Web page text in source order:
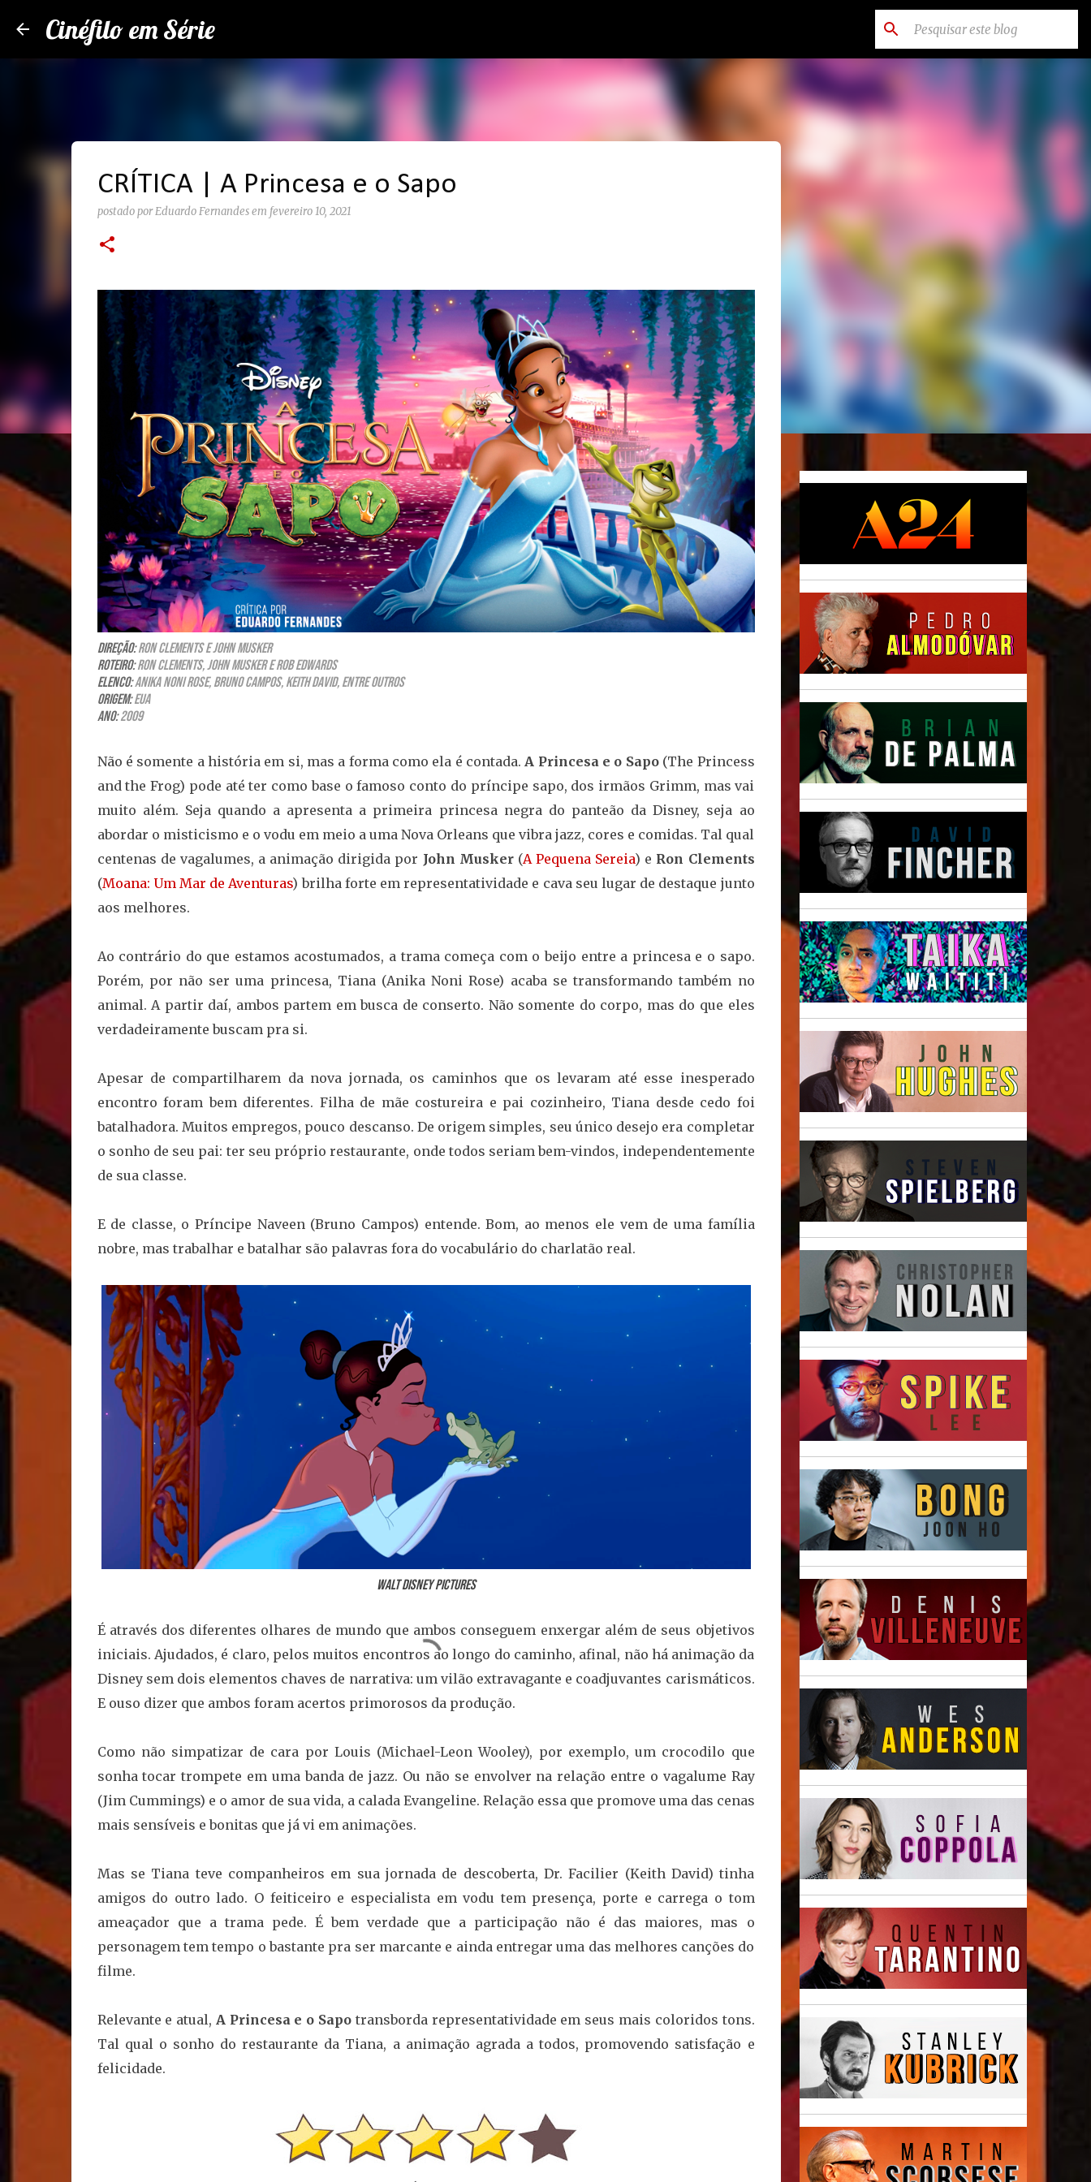
Cinéfilo em Série
CRÍTICA | A Princesa e o Sapo
postado porEduardo Fernandes em fevereiro 10, 2021
Direção:Ron Clements e John Musker
Roteiro:Ron Clements, John Musker e Rob Edwards
Elenco:Anika Noni Rose, Bruno Campos, Keith David, entre outros
Origem:EUA
Ano:2009
Não é somente a história em si, mas a forma como ela é contada.A Princesa e o Sapo(The Princess
and the Frog) pode até ter como base o famoso conto do príncipe sapo, dos irmãos Grimm, mas vai
muito além. Seja quando a apresenta a primeira princesa negra do panteão da Disney, seja ao
abordar o misticismo e o vodu em meio a uma Nova Orleans que vibra jazz, cores e comidas. Tal qual
centenas de vagalumes, a animação dirigida por John Musker(A Pequena Sereia) e Ron Clements
(Moana: Um Mar de Aventuras) brilha forte em representatividade e cava seu lugar de destaque junto
aos melhores.
Ao contrário do que estamos acostumados, a trama começa com o beijo entre a princesa e o sapo.
Porém, por não ser uma princesa, Tiana (Anika Noni Rose) acaba se transformando também no
animal. A partir daí, ambos partem em busca de conserto. Não somente do corpo, mas do que eles
verdadeiramente buscam pra si.
Apesar de compartilharem da nova jornada, os caminhos que os levaram até esse inesperado
encontro foram bem diferentes. Filha de mãe costureira e pai cozinheiro, Tiana desde cedo foi
batalhadora. Muitos empregos, pouco descanso. De origem simples, seu único desejo era completar
o sonho de seu pai: ter seu próprio restaurante, onde todos seriam bem-vindos, independentemente
de sua classe.
E de classe, o Príncipe Naveen (Bruno Campos) entende. Bom, ao menos ele vem de uma família
nobre, mas trabalhar e batalhar são palavras fora do vocabulário do charlatão real.
Walt Disney Pictures
É através dos diferentes olhares de mundo que ambos conseguem enxergar além de seus objetivos
iniciais. Ajudados, é claro, pelos muitos encontros ao longo do caminho, afinal, não há animação da
Disney sem dois elementos chaves de narrativa: um vilão extravagante e coadjuvantes carismáticos.
E ouso dizer que ambos foram acertos primorosos da produção.
Como não simpatizar de cara por Louis (Michael-Leon Wooley), por exemplo, um crocodilo que
sonha tocar trompete em uma banda de jazz. Ou não se envolver na relação entre o vagalume Ray
(Jim Cummings) e o amor de sua vida, a calada Evangeline. Relação essa que promove uma das cenas
mais sensíveis e bonitas que já vi em animações.
Mas se Tiana teve companheiros em sua jornada de descoberta, Dr. Facilier (Keith David) tinha
amigos do outro lado. O feiticeiro e especialista em vodu tem presença, porte e carrega o tom
ameaçador que a trama pede. É bem verdade que a participação não é das maiores, mas o
personagem tem tempo o bastante pra ser marcante e ainda entregar uma das melhores canções do
filme.
Relevante e atual, A Princesa e o Sapo transborda representatividade em seus mais coloridos tons.
Tal qual o sonho do restaurante da Tiana, a animação agrada a todos, promovendo satisfação e
felicidade.